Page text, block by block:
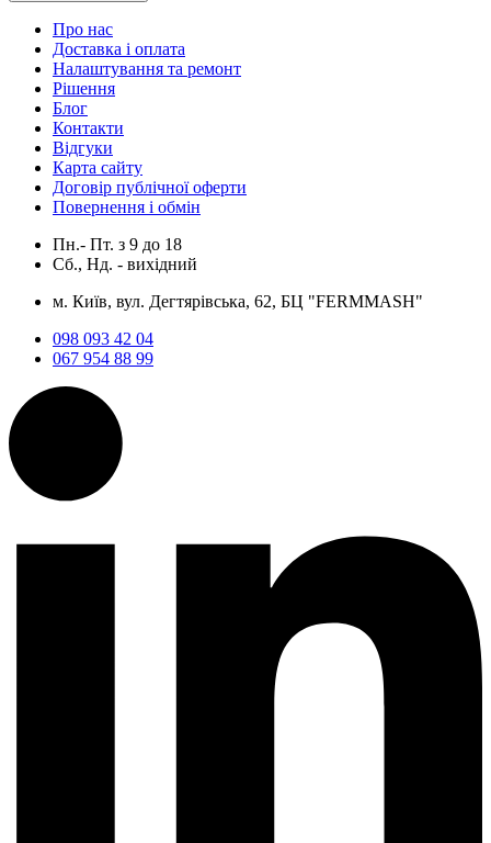
Про нас
Доставка і оплата
Налаштування та ремонт
Рішення
Блог
Контакти
Відгуки
Карта сайту
Договір публічної оферти
Повернення і обмін
Пн.- Пт. з 9 до 18
Сб., Нд. - вихідний
м. Київ, вул. Дегтярівська, 62, БЦ "FERMMASH"
098 093 42 04
067 954 88 99